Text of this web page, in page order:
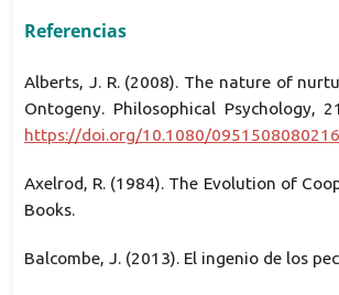
Referencias
Alberts, J. R. (2008). The nature of
Ontogeny. Philosophical Psychology,
https://doi.org/10.1080/
Axelrod, R. (1984). The Evolution of
Books.
Balcombe, J. (2013). El ingenio de los